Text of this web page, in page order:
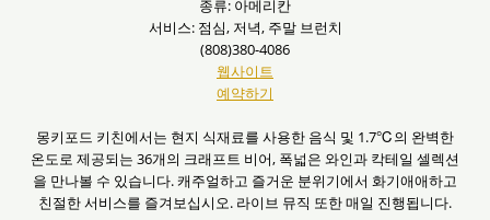
종류: 아메리칸
서비스: 점심, 저녁, 주말 브런치
(808)380-4086
웹사이트
예약하기
몽키포드 키친에서는 현지 식재료를 사용한 음식 및 1.7℃의 완벽한
온도로 제공되는 36개의 크래프트 비어, 폭넓은 와인과 칵테일 셀렉션
을 만나볼 수 있습니다. 캐주얼하고 즐거운 분위기에서 화기애애하고
친절한 서비스를 즐겨보십시오. 라이브 뮤직 또한 매일 진행됩니다.